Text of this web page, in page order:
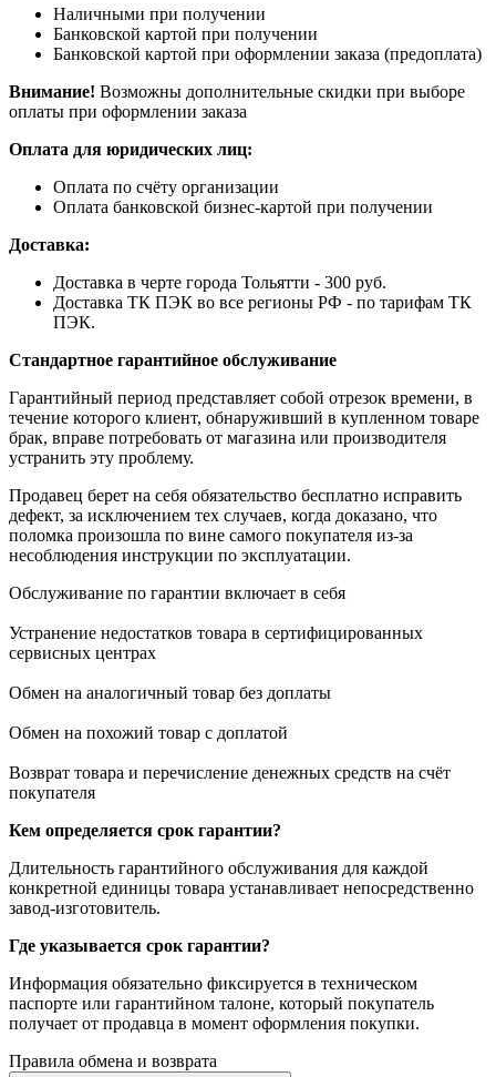
Наличными при получении
Банковской картой при получении
Банковской картой при оформлении заказа (предоплата)
Внимание! Возможны дополнительные скидки при выборе
оплаты при оформлении заказа
Оплата для юридических лиц:
Оплата по счёту организации
Оплата банковской бизнес-картой при получении
Доставка:
Доставка в черте города Тольятти - 300 руб.
Доставка ТК ПЭК во все регионы РФ - по тарифам ТК
ПЭК.
Стандартное гарантийное обслуживание
Гарантийный период представляет собой отрезок времени, в
течение которого клиент, обнаруживший в купленном товаре
брак, вправе потребовать от магазина или производителя
устранить эту проблему.
Продавец берет на себя обязательство бесплатно исправить
дефект, за исключением тех случаев, когда доказано, что
поломка произошла по вине самого покупателя из-за
несоблюдения инструкции по эксплуатации.
Обслуживание по гарантии включает в себя
Устранение недостатков товара в сертифицированных
сервисных центрах
Обмен на аналогичный товар без доплаты
Обмен на похожий товар с доплатой
Возврат товара и перечисление денежных средств на счёт
покупателя
Кем определяется срок гарантии?
Длительность гарантийного обслуживания для каждой
конкретной единицы товара устанавливает непосредственно
завод-изготовитель.
Где указывается срок гарантии?
Информация обязательно фиксируется в техническом
паспорте или гарантийном талоне, который покупатель
получает от продавца в момент оформления покупки.
Правила обмена и возврата